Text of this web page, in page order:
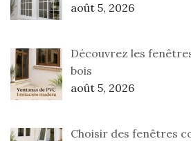
août 5, 2026
Découvrez les
bois
août 5, 2026
Choisir des fenêtres